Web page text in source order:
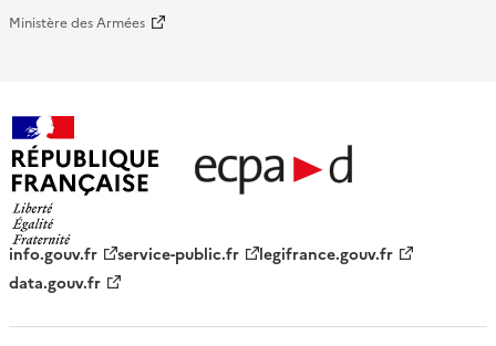
Ministère des Armées
française - ECPAD
info.gouv.fr service-public.fr
legifrance.gouv.fr
data.gouv.fr